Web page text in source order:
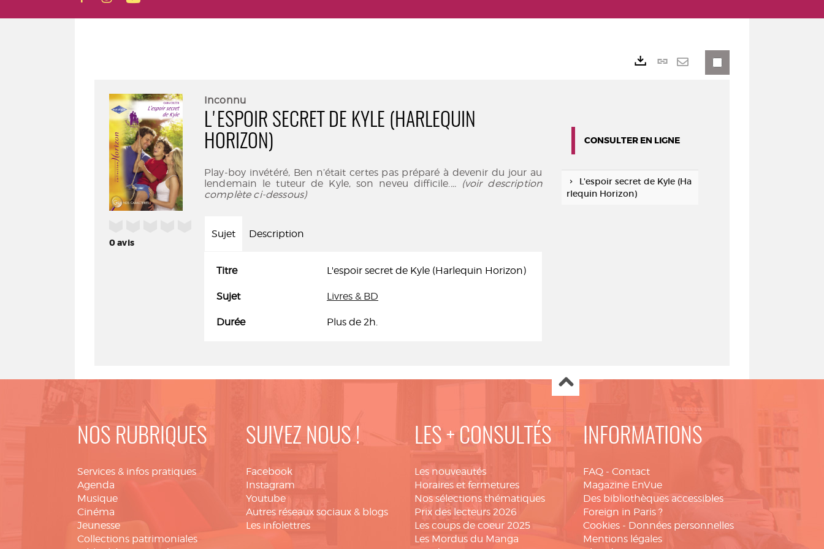
0avis
Inconnu
L'ESPOIR SECRET DE KYLE (HARLEQUIN
HORIZON)
Play-boy invétéré, Ben n’était certes pas préparé à devenir du jour au
lendemain le tuteur de Kyle, son neveu difficile.... (voir description
complète ci-dessous)
Sujet Description
Titre L'espoir secret de Kyle (Harlequin Horizon)
Sujet Livres & BD
Durée Plus de 2h.
Lien
CONSULTER EN LIGNE
L'espoir secret de Kyle (Ha
rlequin Horizon)
NOS RUBRIQUES
Services & infos pratiques
Agenda
Musique
Cinéma
Jeunesse
Collections patrimoniales
SUIVEZ NOUS !
Facebook
Instagram
Youtube
Autres réseaux sociaux & blogs
Les infolettres
LES + CONSULTÉS
Les nouveautés
Horaires et fermetures
Nos sélections thématiques
Prix des lecteurs 2026
Les coups de coeur 2025
Les Mordus du Manga
INFORMATIONS
FAQ - Contact
Magazine EnVue
Des bibliothèques accessibles
Foreign in Paris ?
Cookies - Données personnelles
Mentions légales